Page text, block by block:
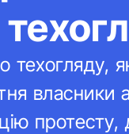
техогляду,
власники